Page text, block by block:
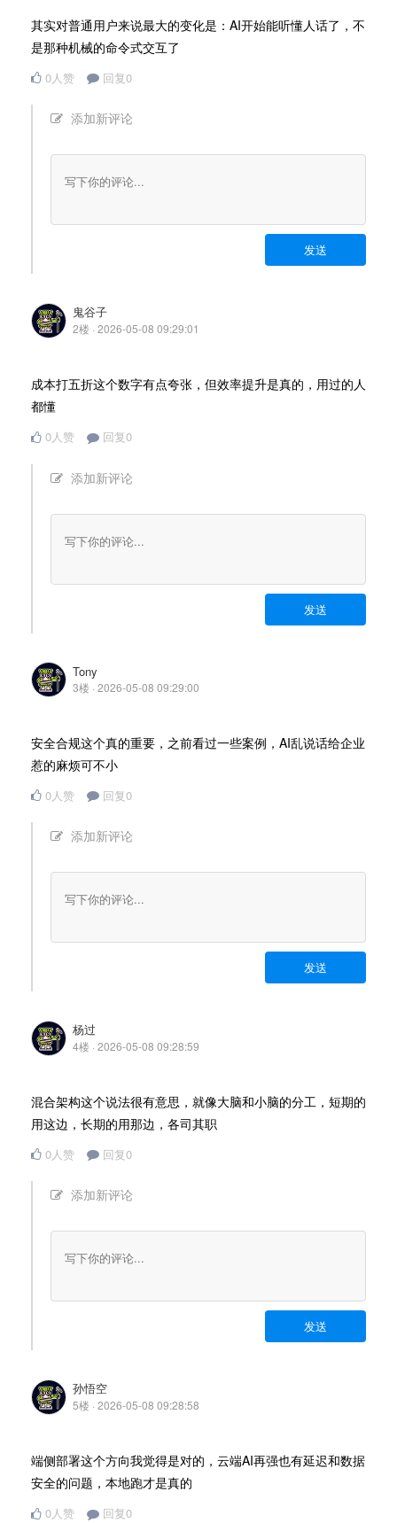
其实对普通用户来说最大的变化是：AI开始能听懂人话了，不
是那种机械的命令式交互了
0人赞 回复0
添加新评论
发送
鬼谷子
2楼 · 2026-05-08 09:29:01
成本打五折这个数字有点夸张，但效率提升是真的，用过的人
都懂
0人赞 回复0
添加新评论
发送
Tony
3楼 · 2026-05-08 09:29:00
安全合规这个真的重要，之前看过一些案例，AI乱说话给企业
惹的麻烦可不小
0人赞 回复0
添加新评论
发送
杨过
4楼 · 2026-05-08 09:28:59
混合架构这个说法很有意思，就像大脑和小脑的分工，短期的
用这边，长期的用那边，各司其职
0人赞 回复0
添加新评论
发送
孙悟空
5楼 · 2026-05-08 09:28:58
端侧部署这个方向我觉得是对的，云端AI再强也有延迟和数据
安全的问题，本地跑才是真的
0人赞 回复0